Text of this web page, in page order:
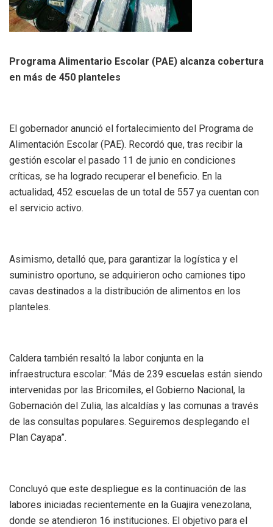
Programa Alimentario Escolar (PAE) alcanza cobertura
en más de 450 planteles
El gobernador anunció el fortalecimiento del Programa de
Alimentación Escolar (PAE). Recordó que, tras recibir la
gestión escolar el pasado 11 de junio en condiciones
críticas, se ha logrado recuperar el beneficio. En la
actualidad, 452 escuelas de un total de 557 ya cuentan con
el servicio activo.
Asimismo, detalló que, para garantizar la logística y el
suministro oportuno, se adquirieron ocho camiones tipo
cavas destinados a la distribución de alimentos en los
planteles.
Caldera también resaltó la labor conjunta en la
infraestructura escolar: “Más de 239 escuelas están siendo
intervenidas por las Bricomiles, el Gobierno Nacional, la
Gobernación del Zulia, las alcaldías y las comunas a través
de las consultas populares. Seguiremos desplegando el
Plan Cayapa”.
Concluyó que este despliegue es la continuación de las
labores iniciadas recientemente en la Guajira venezolana,
donde se atendieron 16 instituciones. El objetivo para el